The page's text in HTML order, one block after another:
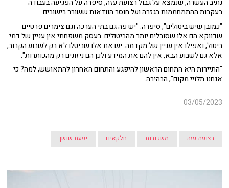
נתיב העשרה, שנמצא על גבול רצועת עזה, סיפרה על הפגיעה בעבודה
בעקבות ההתמחממות בגזרה ועל חוסר הוודאות ששורר בישובים.
"כמובן שיש ביטולים", סיפרה. "יש פה גם בתי הערכה וגם צימרים פרטיים
שדווקא הם אלו שסובלים יותר מהביטולים. בעסק משפחתי אין עניין של דמי
ביטול, ואפילו אין עניין של מקדמה. יש את אלו שביטלו לא רק לשבוע הקרוב,
אלא גם לשבוע הבא, אין להם את המידע ולכן הם ניזונים רק מהכותרות".
"התיירות היא התחום הראשון להיפגע והתחום האחרון להתאושש, למה? כי
אנחנו תלויי מקום", הבהירה.
03/05/2023
רצועת עזה משכורות חלקאים יפעת שושן